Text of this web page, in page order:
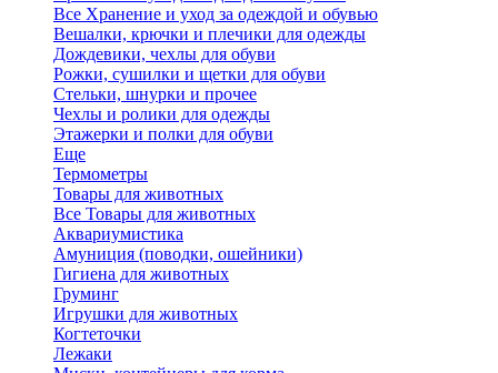
Все Хранение и уход за одеждой и обувью
Вешалки, крючки и плечики для одежды
Дождевики, чехлы для обуви
Рожки, сушилки и щетки для обуви
Стельки, шнурки и прочее
Чехлы и ролики для одежды
Этажерки и полки для обуви
Еще
Термометры
Товары для животных
Все Товары для животных
Аквариумистика
Амуниция (поводки, ошейники)
Гигиена для животных
Груминг
Игрушки для животных
Когтеточки
Лежаки